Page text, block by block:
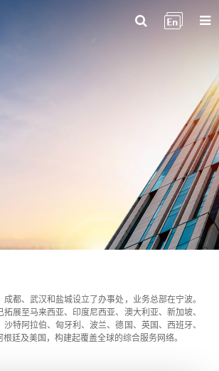
都、武汉和盐城设立了办事处，业务总部在宁波。
展至马来西亚、印度尼西亚、澳大利亚、新加坡、
特阿拉伯、匈牙利、波兰、德国、英国、西班牙、
廷及美国，构建起覆盖全球的综合服务网络。